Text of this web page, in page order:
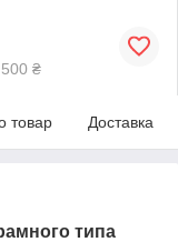
₴
товар Доставка
типа